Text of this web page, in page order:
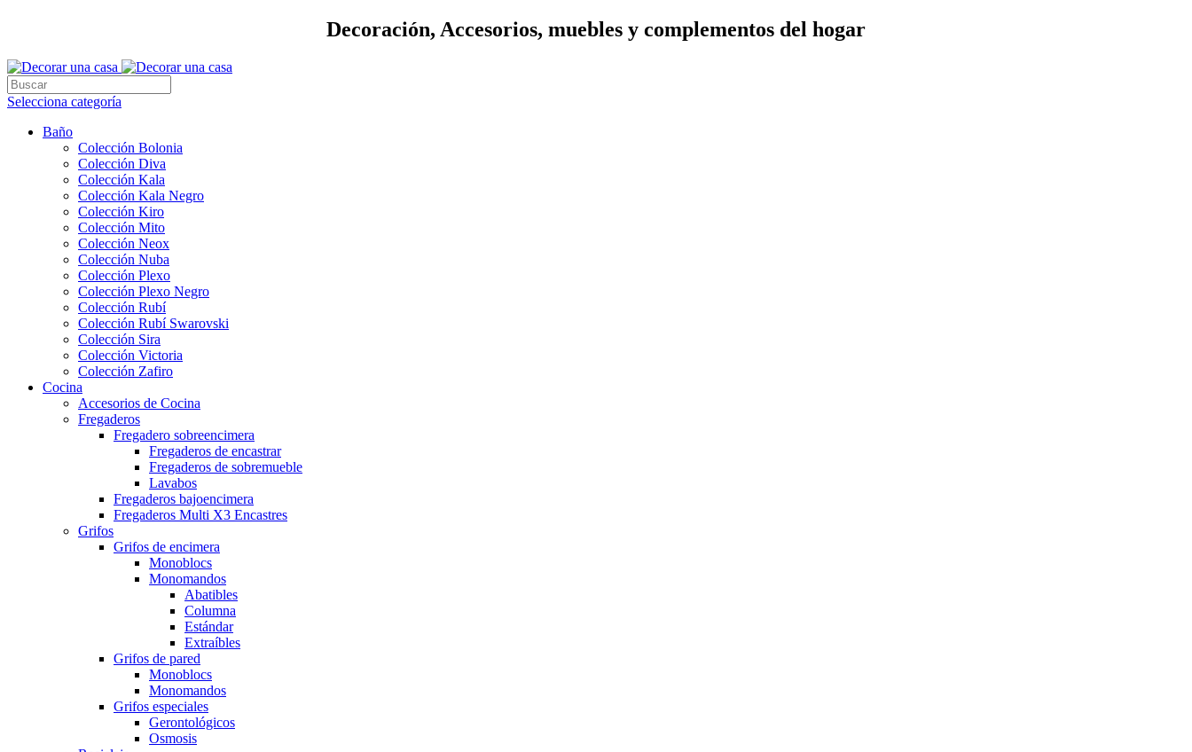
Decoración, Accesorios, muebles y complementos del hogar
Selecciona categoría
Baño
Colección Bolonia
Colección Diva
Colección Kala
Colección Kala Negro
Colección Kiro
Colección Mito
Colección Neox
Colección Nuba
Colección Plexo
Colección Plexo Negro
Colección Rubí
Colección Rubí Swarovski
Colección Sira
Colección Victoria
Colección Zafiro
Cocina
Accesorios de Cocina
Fregaderos
Fregadero sobreencimera
Fregaderos de encastrar
Fregaderos de sobremueble
Lavabos
Fregaderos bajoencimera
Fregaderos Multi X3 Encastres
Grifos
Grifos de encimera
Monoblocs
Monomandos
Abatibles
Columna
Estándar
Extraíbles
Grifos de pared
Monoblocs
Monomandos
Grifos especiales
Gerontológicos
Osmosis